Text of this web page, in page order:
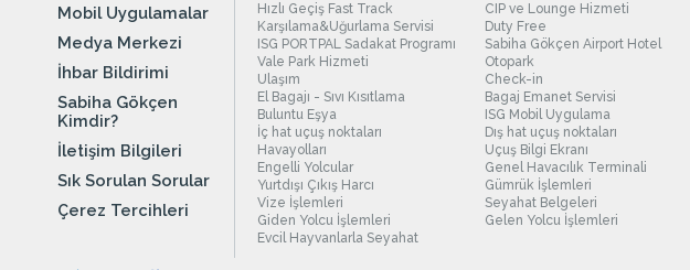
Mobil Uygulamalar
Medya Merkezi
İhbar Bildirimi
Sabiha Gökçen
Kimdir?
İletişim Bilgileri
Sık Sorulan Sorular
Çerez Tercihleri
Hızlı Geçiş Fast Track
CIP ve Lounge Hizmeti
Karşılama&Uğurlama Servisi
Duty Free
ISG PORTPAL Sadakat Programı
Sabiha Gökçen Airport Hotel
Vale Park Hizmeti
Otopark
Ulaşım
Check-in
El Bagajı - Sıvı Kısıtlama
Bagaj Emanet Servisi
Buluntu Eşya
ISG Mobil Uygulama
İç hat uçuş noktaları
Dış hat uçuş noktaları
Havayolları
Uçuş Bilgi Ekranı
Engelli Yolcular
Genel Havacılık Terminali
Yurtdışı Çıkış Harcı
Gümrük İşlemleri
Vize İşlemleri
Seyahat Belgeleri
Giden Yolcu İşlemleri
Gelen Yolcu İşlemleri
Evcil Hayvanlarla Seyahat